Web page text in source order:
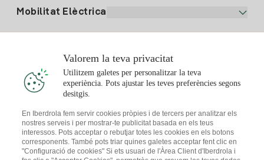
Alta Gas
Mobilitat Elèctrica
Punts de Recàrrega
Simulador Plaques Solars
Comunitats Solars
T'interessa
Consells Llum
Descarrega l'App Iberdola Clients
Valorem la teva privacitat
Utilitzem galetes per personalitzar la teva
experiència. Pots ajustar les teves preferències segons
desitgis.
En Iberdrola fem servir cookies pròpies i de tercers per analitzar els
nostres serveis i per mostrar-te publicitat basada en els teus
interessos. Pots acceptar o rebutjar totes les cookies en els botons
corresponents. També pots triar quines galetes acceptar fent clic en
"Configuració de cookies" Si ets usuari de l'Àrea Client d'Iberdrola i